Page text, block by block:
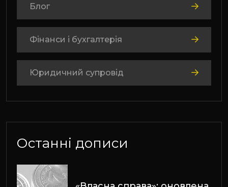
Блог
Фінанси і бухгалтерія
Юридичний супровід
Останні дописи